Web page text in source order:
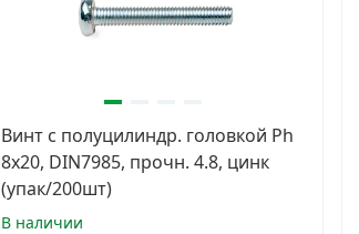
Винт с полуцилиндр. головкой Ph
8х20, DIN7985, прочн. 4.8, цинк
(упак/200шт)
В наличии